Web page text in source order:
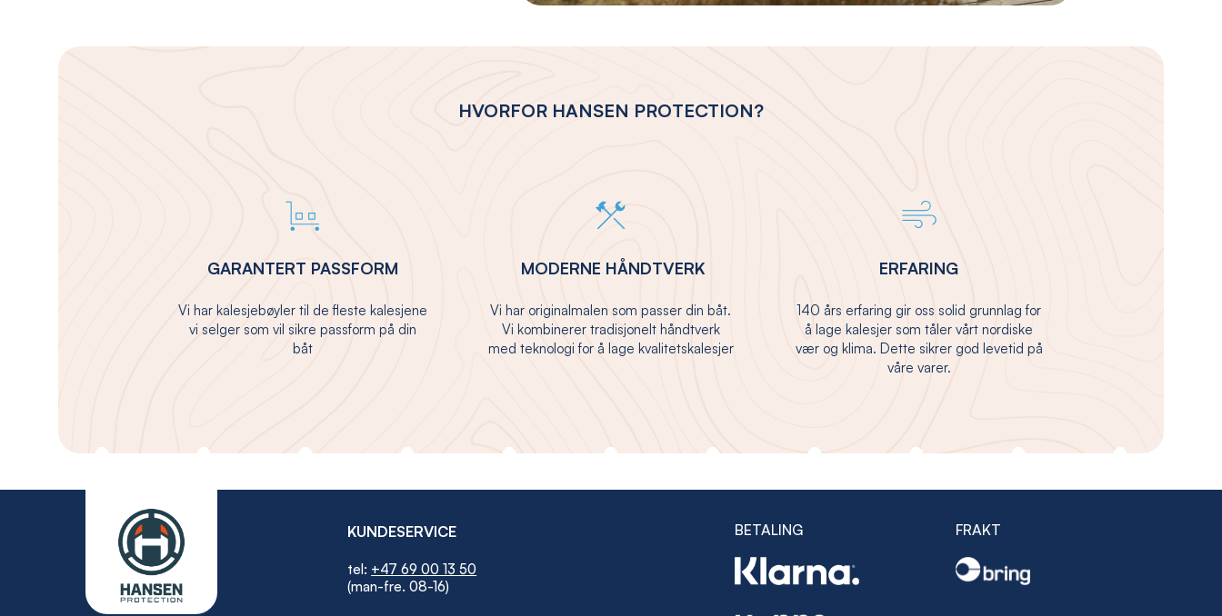
HVORFOR HANSEN PROTECTION?
GARANTERT PASSFORM
Vi har kalesjebøyler til de fleste kalesjene
vi selger som vil sikre passform på din
båt
MODERNE HÅNDTVERK
Vi har originalmalen som passer din båt.
Vi kombinerer tradisjonelt håndtverk
med teknologi for å lage kvalitetskalesjer
ERFARING
140 års erfaring gir oss solid grunnlag for
å lage kalesjer som tåler vårt nordiske
vær og klima. Dette sikrer god levetid på
våre varer.
KUNDESERVICE
tel: +47 69 00 13 50
(man-fre. 08-16)
BETALING FRAKT